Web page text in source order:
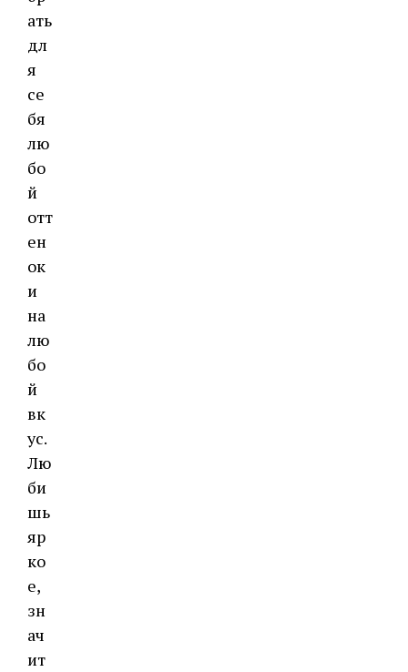
ать
дл
я
се
бя
лю
бо
й
отт
ен
ок
и
на
лю
бо
й
вк
ус.
Лю
би
шь
яр
ко
е,
зн
ач
ит